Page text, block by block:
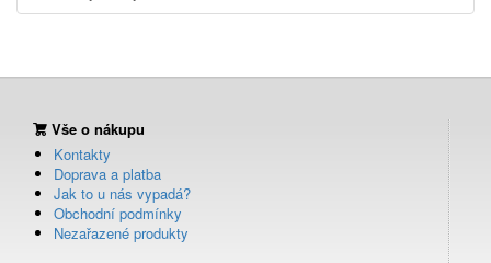
Vše o nákupu
Kontakty
Doprava a platba
Jak to u nás vypadá?
Obchodní podmínky
Nezařazené produkty